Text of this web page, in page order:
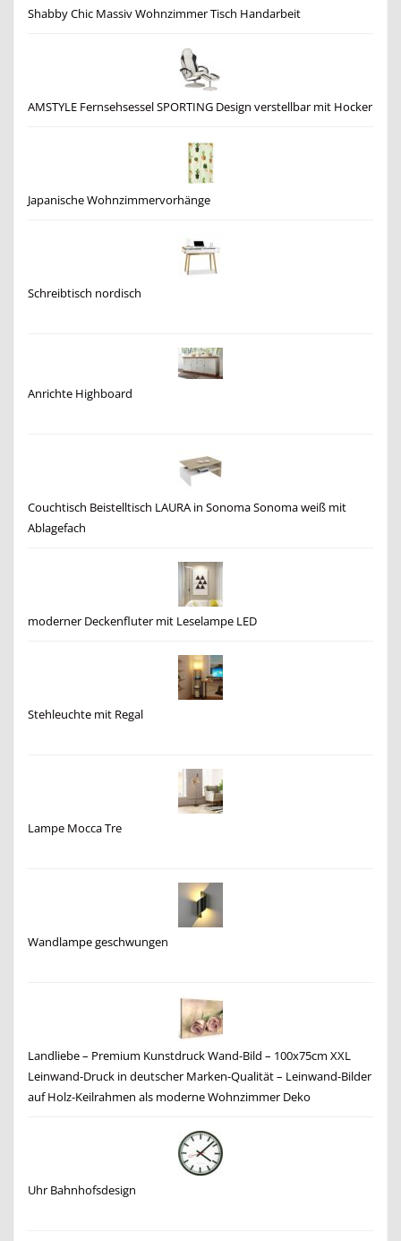
Shabby Chic Massiv Wohnzimmer Tisch Handarbeit
AMSTYLE Fernsehsessel SPORTING Design verstellbar mit Hocker
Japanische Wohnzimmervorhänge
Schreibtisch nordisch
Anrichte Highboard
Couchtisch Beistelltisch LAURA in Sonoma Sonoma weiß mit
Ablagefach
moderner Deckenfluter mit Leselampe LED
Stehleuchte mit Regal
Lampe Mocca Tre
Wandlampe geschwungen
Landliebe – Premium Kunstdruck Wand-Bild – 100x75cm XXL
Leinwand-Druck in deutscher Marken-Qualität – Leinwand-Bilder
auf Holz-Keilrahmen als moderne Wohnzimmer Deko
Uhr Bahnhofsdesign